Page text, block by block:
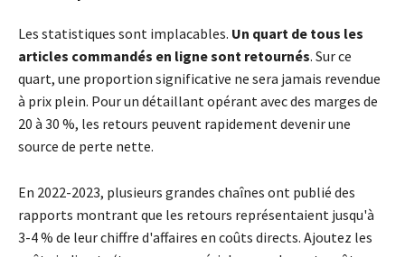
Les statistiques sont implacables. Un quart de tous les
articles commandés en ligne sont retournés. Sur ce
quart, une proportion significative ne sera jamais revendue
à prix plein. Pour un détaillant opérant avec des marges de
20 à 30 %, les retours peuvent rapidement devenir une
source de perte nette.
En 2022-2023, plusieurs grandes chaînes ont publié des
rapports montrant que les retours représentaient jusqu'à
3-4 % de leur chiffre d'affaires en coûts directs. Ajoutez les